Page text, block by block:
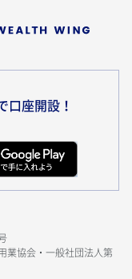
口座開設！
業協会・一般社団法人第